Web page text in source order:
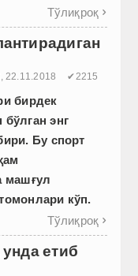
Тўлиқроқ 
22.11.2018 ✔2215
бирдек
бўлган энг
. Бу спорт
машғул
кўп.
Тўлиқроқ 
етиб